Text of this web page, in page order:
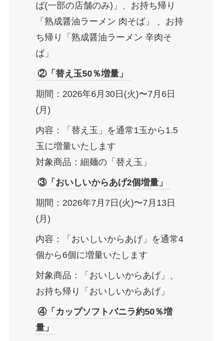
ば(一部の店舗のみ)」、お持ち帰り
「熟成醤油ラーメン 肉そば」 、お持
ち帰り「熟成醤油ラーメン 辛肉そ
ば」
②「替え玉50％増量」
期間：2026年6月30日(火)〜7月6日
(月)
内容：「替え玉」を通常1玉から1.5
玉に増量いたします
対象商品：細麺の「替え玉」
③「おいしいからあげ2個増量」
期間：2026年7月7日(火)〜7月13日
(月)
内容：「おいしいからあげ」を通常4
個から6個に増量いたします
対象商品：「おいしいからあげ」、
お持ち帰り「おいしいからあげ」
④「カップソフトバニラ約50％増
量」